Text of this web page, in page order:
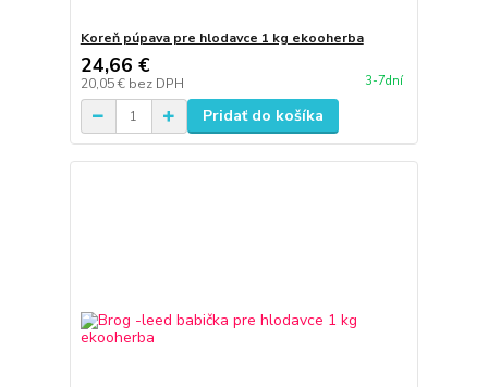
Koreň púpava pre hlodavce 1 kg ekooherba
24,66 €
20,05 € bez DPH 3-7dní
Pridať do košíka